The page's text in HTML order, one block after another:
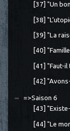
[37] "Un
[38]
[39] "La
[40]
[41] "Faut-il
[42]
=>Saison 6
[43]
[44] "Le